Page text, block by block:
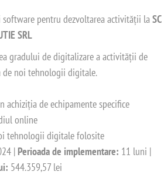
pentru dezvoltarea activității la SC
SRL
gradului de digitalizare a activității de
noi tehnologii digitale.
de echipamente specifice
online
tehnologii digitale folosite
| Perioada de implementare: 11 luni |
544.359,57 lei